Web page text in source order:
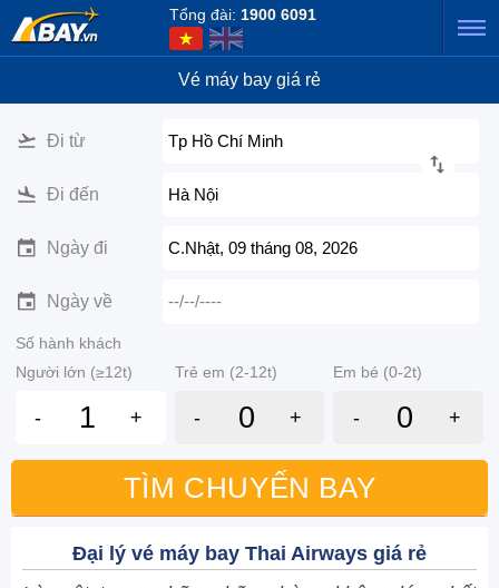
Tổng đài: 1900 6091
Vé máy bay giá rẻ
Đi từ Tp Hồ Chí Minh
Đi đến Hà Nội
Ngày đi C.Nhật, 09 tháng 08, 2026
Ngày về --/--/----
Số hành khách
Người lớn (≥12t)
Trẻ em (2-12t) Em bé (0-2t)
- + - + - +
TÌM CHUYẾN BAY
Đại lý vé máy bay Thai Airways giá rẻ